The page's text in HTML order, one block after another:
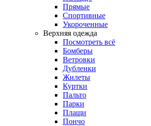
Прямые
Спортивные
Укороченные
Верхняя одежда
Посмотреть всё
Бомберы
Ветровки
Дубленки
Жилеты
Куртки
Пальто
Парки
Плащи
Пончо